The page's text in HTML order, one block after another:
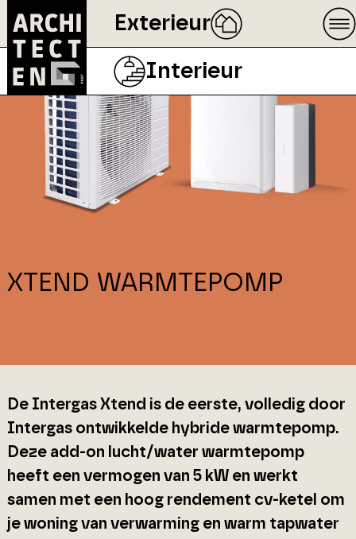
Exterieur
Interieur
XTEND WARMTEPOMP
De Intergas Xtend is de eerste, volledig door
Intergas ontwikkelde hybride warmtepomp.
Deze add-on lucht/water warmtepomp
heeft een vermogen van 5 kW en werkt
samen met een hoog rendement cv-ketel om
je woning van verwarming en warm tapwater